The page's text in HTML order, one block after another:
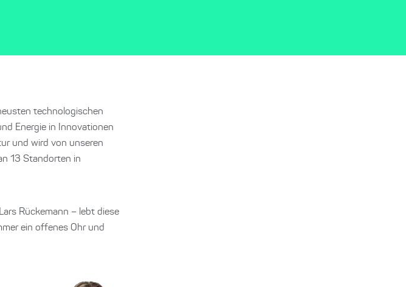
technologischen
Energie in Innovationen
und wird von unseren
13 Standorten in
Rückemann – lebt diese
ein offenes Ohr und